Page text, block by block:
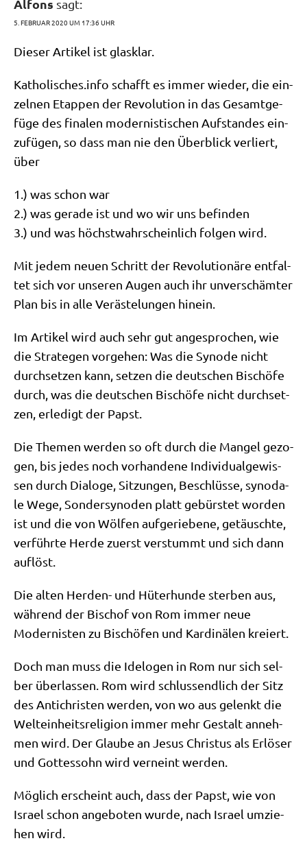
Alfons sagt:
5. FEBRUAR 2020 UM 17:36 UHR
Die­ser Arti­kel ist glasklar.
Katho​li​sches​.info schafft es immer wie­der, die ein­
zel­nen Etap­pen der Revo­lu­ti­on in das Gesamt­ge­
fü­ge des fina­len moder­ni­sti­schen Auf­stan­des ein­
zu­fü­gen, so dass man nie den Über­blick ver­liert,
über
1.) was schon war
2.) was gera­de ist und wo wir uns befinden
3.) und was höchst­wahr­schein­lich fol­gen wird.
Mit jedem neu­en Schritt der Revo­lu­tio­nä­re ent­fal­
tet sich vor unse­ren Augen auch ihr unver­schäm­ter
Plan bis in alle Ver­äste­lun­gen hinein.
Im Arti­kel wird auch sehr gut ange­spro­chen, wie
die Stra­te­gen vor­ge­hen: Was die Syn­ode nicht
durch­set­zen kann, set­zen die deut­schen Bischö­fe
durch, was die deut­schen Bischö­fe nicht durch­set­
zen, erle­digt der Papst.
Die The­men wer­den so oft durch die Man­gel gezo­
gen, bis jedes noch vor­han­de­ne Indi­vi­du­al­ge­wis­
sen durch Dia­lo­ge, Sit­zun­gen, Beschlüs­se, syn­oda­
le Wege, Son­der­syn­oden platt gebür­stet wor­den
ist und die von Wöl­fen auf­ge­rie­be­ne, getäusch­te,
ver­führ­te Her­de zuerst ver­stummt und sich dann
auflöst.
Die alten Her­den- und Hüter­hun­de ster­ben aus,
wäh­rend der Bischof von Rom immer neue
Moder­ni­sten zu Bischö­fen und Kar­di­nä­len kreiert.
Doch man muss die Ide­lo­gen in Rom nur sich sel­
ber über­las­sen. Rom wird schluss­end­lich der Sitz
des Anti­chri­sten wer­den, von wo aus gelenkt die
Welt­ein­heits­re­li­gi­on immer mehr Gestalt anneh­
men wird. Der Glau­be an Jesus Chri­stus als Erlö­ser
und Got­tes­sohn wird ver­neint werden.
Mög­lich erscheint auch, dass der Papst, wie von
Isra­el schon ange­bo­ten wur­de, nach Isra­el umzie­
hen wird.